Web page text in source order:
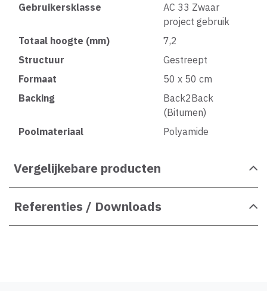
Gebruikersklasse
AC 33 Zwaar
project gebruik
Totaal hoogte (mm)
7,2
Structuur
Gestreept
Formaat
50 x 50 cm
Backing
Back2Back
(Bitumen)
Poolmateriaal
Polyamide
Vergelijkebare producten
Referenties / Downloads